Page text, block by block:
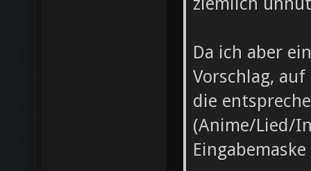
Da ich aber
Vorschlag,
die
(Anime/Lied/